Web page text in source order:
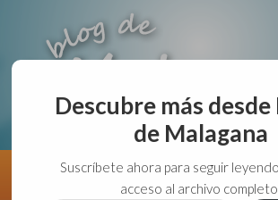
aunque lo haga de malas lo
Información Directorio
Descubre más desde
de Malagana
Suscríbete ahora para seguir
acceso al archivo